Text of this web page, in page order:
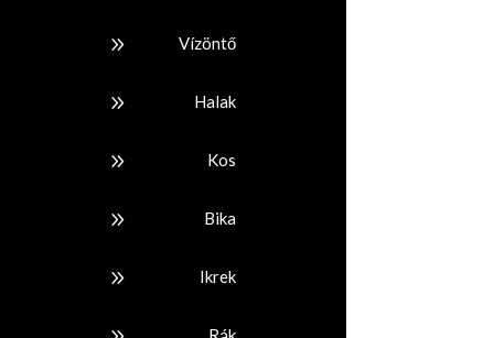
9 Vízöntő
9 Halak
9 Kos
9 Bika
9 Ikrek